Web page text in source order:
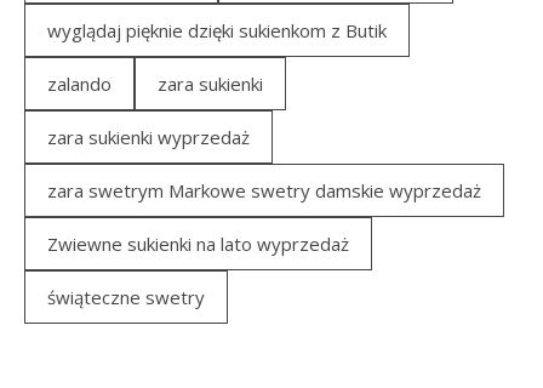
wyglądaj pięknie dzięki sukienkom z Butik
zalando zara sukienki
zara sukienki wyprzedaż
zara swetrym Markowe swetry damskie wyprzedaż
Zwiewne sukienki na lato wyprzedaż
świąteczne swetry